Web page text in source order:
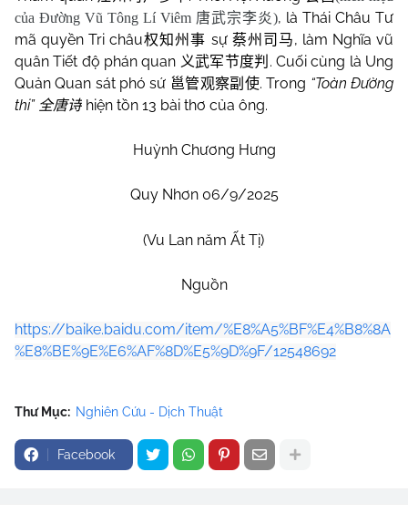
của Đường Vũ Tông Lí Viêm 唐武宗李炎), là Thái Châu Tư
mã quyền Tri châu权知州事 sự 蔡州司马, làm Nghĩa vũ
quân Tiết độ phán quan 义武军节度判 . Cuối cùng là Ung
Quản Quan sát phó sứ 邕管观察副使. Trong “Toàn Đường
thi” 全唐诗 hiện tồn 13 bài thơ của ông.
Huỳnh Chương Hưng
Quy Nhơn 06/9/2025
(Vu Lan năm Ất Tị)
Nguồn
https://baike.baidu.com/item/%E8%A5%BF%E4%B8%8A
%E8%BE%9E%E6%AF%8D%E5%9D%9F/12548692
Thư Mục: Nghiên Cứu - Dịch Thuật
Facebook